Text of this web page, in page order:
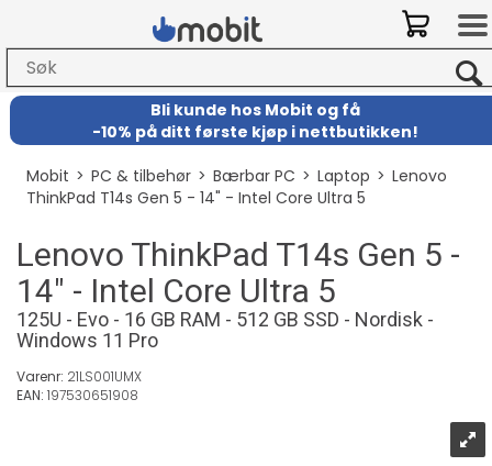
Bli kunde hos Mobit og få
-10% på ditt første kjøp i nettbutikken!
Mobit>PC & tilbehør>Bærbar PC>Laptop>Lenovo
ThinkPad T14s Gen 5 - 14" - Intel Core Ultra 5
Lenovo ThinkPad T14s Gen 5 -
14" - Intel Core Ultra 5
125U - Evo - 16 GB RAM - 512 GB SSD - Nordisk -
Windows 11 Pro
Varenr: 21LS001UMX
EAN: 197530651908